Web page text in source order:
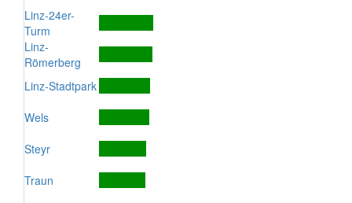
Linz-24er-
Turm
Linz-
Römerberg
Linz-Stadtpark
Wels
Steyr
Traun